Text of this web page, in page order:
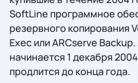
SoftLine программное
резервного копирования
Exec или ARCserve
начинается 1 декабря
продлится до конца года.